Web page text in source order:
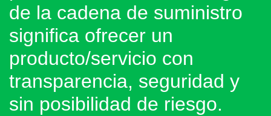
de la cadena de suministro
significa ofrecer un
producto/servicio con
transparencia, seguridad y
sin posibilidad de riesgo.